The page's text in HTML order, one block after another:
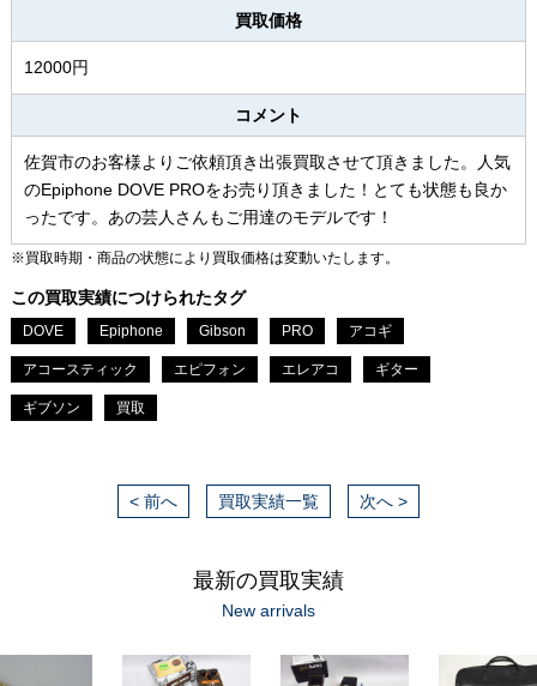
買取価格
12000円
コメント
佐賀市のお客様よりご依頼頂き出張買取させて頂きました。人気
のEpiphone DOVE PROをお売り頂きました！とても状態も良か
ったです。あの芸人さんもご用達のモデルです！
※買取時期・商品の状態により買取価格は変動いたします。
この買取実績につけられたタグ
DOVE Epiphone Gibson PRO アコギ
アコースティック エピフォン エレアコ ギター
ギブソン 買取
< 前へ 買取実績一覧 次へ >
最新の買取実績
New arrivals